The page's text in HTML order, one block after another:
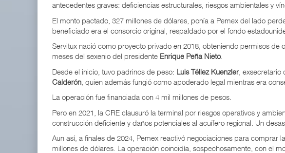
antecedentes graves: deficiencias estructurales, riesgos ambientales y
El monto pactado, 327 millones de dólares, ponía a Pemex del lado
beneficiado era el consorcio original, respaldado por el fondo
Servitux nació como proyecto privado en 2018, obteniendo permisos de
meses del sexenio del presidente Enrique Peña Nieto.
Desde el inicio, tuvo padrinos de peso: Luis Téllez Kuenzler, exsecretario
Calderón , quien además fungió como apoderado legal mientras era
La operación fue financiada con 4 mil millones de pesos.
Pero en 2021, la CRE clausuró la terminal por riesgos operativos y
construcción deficiente y daños potenciales al acuífero regional. Un
Aun así, a finales de 2024, Pemex reactivó negociaciones para comprar
millones de dólares. La operación coincidía, sospechosamente, con el